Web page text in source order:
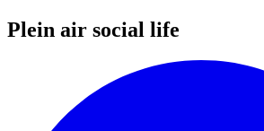
Plein air social life